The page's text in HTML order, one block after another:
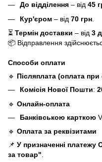
До відділення – від 45
Кур'єром – від 70 грн
⏳ Термін доставки – від 3
📦 Відправлення
Способи оплати
🔹 Післяплата (оплата при
Комісія Нової Пошти:
🔹 Онлайн-оплата
Банківською карткою
🔹 Оплата за реквізитами
📌 У призначенні
за товар"